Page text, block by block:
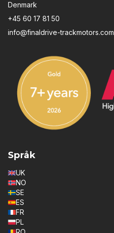
Denmark
+45 60 17 81 50
info@finaldrive-trackmotors.com
Språk
UK
NO
SE
ES
FR
PL